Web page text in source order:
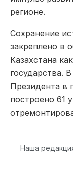
регионе.
Сохранение
закреплено в
Казахстана
государства.
Президента в
построено 61
Наша